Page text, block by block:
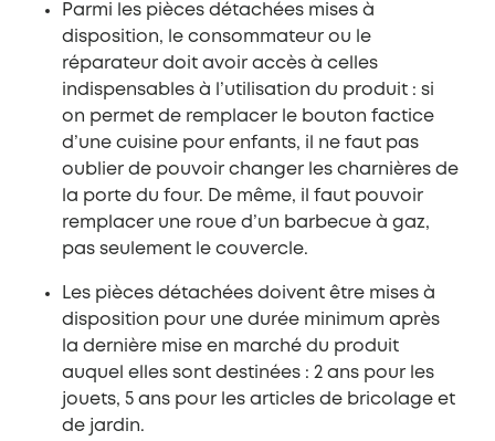
Parmi les pièces détachées mises à
disposition, le consommateur ou le
réparateur doit avoir accès à celles
indispensables à l’utilisation du produit : si
on permet de remplacer le bouton factice
d’une cuisine pour enfants, il ne faut pas
oublier de pouvoir changer les charnières de
la porte du four. De même, il faut pouvoir
remplacer une roue d’un barbecue à gaz,
pas seulement le couvercle.
Les pièces détachées doivent être mises à
disposition pour une durée minimum après
la dernière mise en marché du produit
auquel elles sont destinées : 2 ans pour les
jouets, 5 ans pour les articles de bricolage et
de jardin.